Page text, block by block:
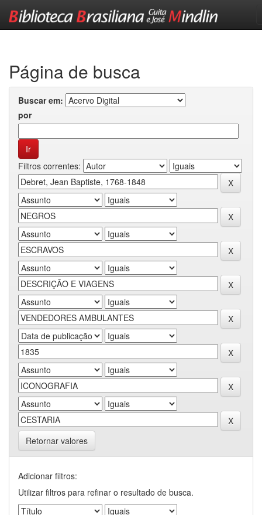
Página de busca
Buscar em:
por
Filtros correntes:
Retornar valores
Adicionar filtros:
Utilizar filtros para refinar o resultado de busca.